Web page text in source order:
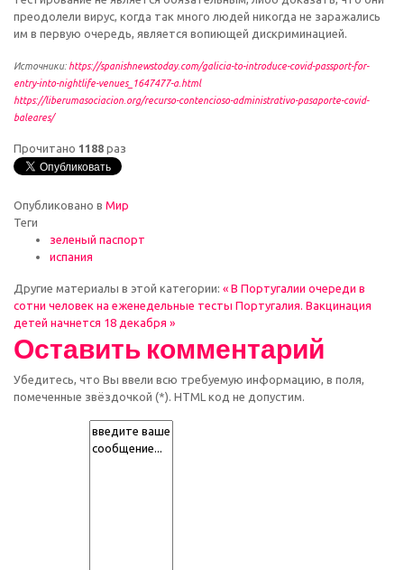
преодолели вирус, когда так много людей никогда не заражались
им в первую очередь, является вопиющей дискриминацией.
Источники: https://spanishnewstoday.com/galicia-to-introduce-covid-passport-for-
entry-into-nightlife-venues_1647477-a.html
https://liberumasociacion.org/recurso-contencioso-administrativo-pasaporte-covid-
baleares/
Прочитано 1188 раз
Опубликовано в Мир
Теги
зеленый паспорт
испания
Другие материалы в этой категории: « В Португалии очереди в
сотни человек на еженедельные тесты Португалия. Вакцинация
детей начнется 18 декабря »
Оставить комментарий
Убедитесь, что Вы ввели всю требуемую информацию, в поля,
помеченные звёздочкой (*). HTML код не допустим.